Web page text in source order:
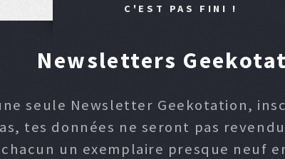
C'EST PAS FINI !
Newsletters
seule Newsletter Geekotation,
tes données ne seront pas
un exemplaire presque neuf